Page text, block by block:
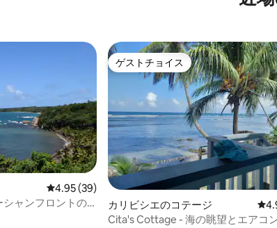
レビュー39件、5つ星中4.95つ星の平均評価
4.95 (39)
ャンフロントの3
ゲストチョイス
ゲストチョイス
カリビシエのコテージ レ
Cita's Cottage - 海の眺望とエアコ